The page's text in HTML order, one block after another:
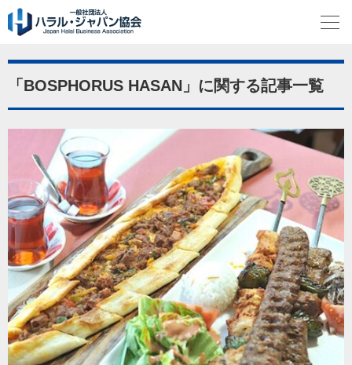
「BOSPHORUS HASAN」に関する記事一覧